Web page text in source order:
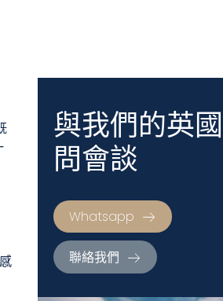
與我們的英
問會談
Whatsapp
聯絡我們